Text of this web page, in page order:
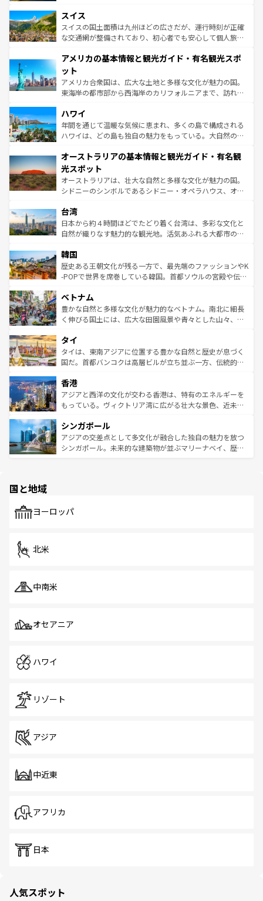
を参照してほしい。
は、お酒好きな人にはぜひ体験してほしい。 なお、新着の
ドイツ情報はコンテンツ一覧を参照してほしい。
リアごとに異なる魅力がある。また、優雅なアフタヌーン
ティー、ビール好きにはたまらない英国パブ、サッカー観
戦など、本場だからこそできる体験も豊富。イギリスを旅
ンツ一覧を参照してほしい。
スイス
スイスの国土面積は九州ほどの広さだが、運行時刻が正確
な交通網が整備されており、初心者でも安心して個人旅行
の建物がそのまま残る町や、スイスならではのユニークな
博物館もあり、アルプス観光だけでなく町歩きも満喫する
ことができる。国民の所得が高いため物価も高いが、旅行
者向けの交通パス提供のサービスもあり、うまく活用すれ
着のスイス情報は
アメリカの基本情報と観光ガイド・有名観光スポ
ット
アメリカ合衆国は、広大な土地と多様な文化が魅力の国。
東海岸の都市部から西海岸のカリフォルニアまで、訪れる
のような巨大都市は、観光、ショッピング、エンターテイ
ンメントが詰まった刺激的なスポットだ。一方、アメリカ
西部には大自然が広がり、グランドキャニオンやイエロー
部のニューオーリンズでは、音楽と美食が融合した独特の
文化が魅力。旅行者はアメリカの各地域で異なる魅力を楽
しみながら、その多様性と豊かな歴史を感じることができ
るだろう。車でのロードトリップや列車の旅も、アメリカ
情報は
ハワイ
年間を通じて温暖な気候に恵まれ、多くの島で構成される
ハワイは、どの島も独自の魅力をもっている。大自然の神
ワイ島は見逃せない。また、定番の観光地といえばオアフ
島だが、静かな自然を求めるならマウイ島やカウアイ島が
おすすめ。エメラルドグリーンに輝く海をはじめ、豊かな
文化や歴史が息づいている。「アロハスピリット」と呼ば
人々、おいしいローカルフードやハワイアンミュージッ
ク、伝統的なフラダンスなど、すべてがハワイの魅力を彩
っている。訪れるたびに新しい発見と感動が待っているハ
はコンテンツ一覧
オーストラリアの基本情報と観光ガイド・有名観
光スポット
オーストラリアは、壮大な自然と多様な文化が魅力の国。
シドニーのシンボルであるシドニー・オペラハウス、オー
リアリーフや大陸中央部にそびえるウルル（エアーズロッ
ク）、タスマニアの美しい原生林やケアンズの熱帯雨林な
ど、見どころがたくさん。また、カフェやワイン、オージ
いる。アクティビティも充実しており、サーフィンやダイ
ビング、ハイキングなど、アウトドア好きにはたまらな
い。オーストラリアの多彩な魅力を存分に味わいつくそ
参照してほしい。
台湾
日本から約４時間ほどでたどり着く台湾は、多彩な文化と
自然が織りなす魅力的な観光地。活気あふれる大都市の台
ン）、静ひつな山岳地帯である台湾東部など、都市の喧騒
と山間の静けさが共存しており、訪れる人に新しい発見と
驚きをもたらしてくれる。また、奥深い台湾の食文化も魅
容にもいいと評判のスイーツなど、バラエティ豊かな料理
が味わえる。 なお、新着の台湾情報は コンテンツ一覧を参
照してほしい。
韓国
歴史ある王朝文化が残る一方で、最先端のファッションやK
-POPで世界を席巻している韓国。首都ソウルの宮殿や伝統
き、地方に足を延ばせば四季折々の自然美を楽しむことが
できる。そして、キムチや焼肉、絶品のストリートフード
まで、さまざまな韓国料理が待っている。夜には、韓国な
リティに包まれながら、韓国の多彩な魅力を心ゆくまで味
わってみてほしい。 なお、新着の韓国情報はコンテンツ一
覧を参照してほしい。
ベトナム
豊かな自然と多様な文化が魅力的なベトナム。南北に細長
く伸びる国土には、広大な田園風景や青々とした山々、世
急速な発展と共に伝統が息づく。ハノイの古い町並みやホ
ーチミン市のフランス統治時代の建物も、独特の雰囲気を
醸し出している。また、バラエティの豊かさとおいしさで
とつ。フォーやバインミー、ベトナムコーヒーなどは、ぜ
ひ現地で味わいたい。どの地域を訪れてもあたたかい人々
が旅行者を迎えてくれるので、きっと忘れられない旅にな
参照してほしい。
タイ
タイは、東南アジアに位置する豊かな自然と歴史が息づく
国だ。首都バンコクは高層ビルが立ち並ぶ一方、伝統的な
の活気が交差している。北部ではチェンマイなどの山岳地
帯で自然と触れ合い、南部ではプーケットやクラビの美し
いビーチでリゾート気分を楽しむことができる。タイ料理
激する。気候は一年中温暖で、どの季節にも異なる楽しみ
が待っている。親しみやすいタイの人々、仏教を中心とし
た文化、そして多様な観光資源が、訪れる旅人を魅了し続
香港
アジアと西洋の文化が交わる香港は、特有のエネルギーを
もっている。ヴィクトリア湾に広がる壮大な景色、近未来
み、どこを訪れても感動するはず。観光スポットが密集し
ており、効率よく見どころを回れるのも魅力。息をのむよ
うな絶景から文化的な体験まで、香港を存分に楽しみ尽く
シンガポール
アジアの交差点として多文化が融合した独自の魅力を放つ
シンガポール。未来的な建築物が並ぶマリーナベイ、歴史
で、ホーカーズは地元の風情を楽しめる外せないスポット
国と地域
ヨーロッパ
北米
中南米
オセアニア
ハワイ
リゾート
アジア
中近東
アフリカ
日本
人気スポット